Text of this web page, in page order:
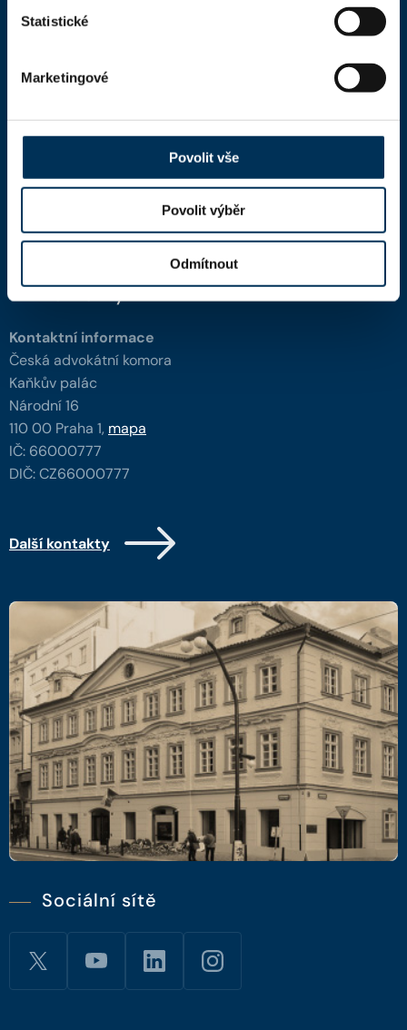
Statistické
Marketingové
Povolit vše
Povolit výběr
Odmítnout
Domů
Pro veřejnost
Úřední deska
Kontakty
Kontaktní informace
Česká advokátní komora
Kaňkův palác
Národní 16
110 00 Praha 1, mapa
IČ: 66000777
DIČ: CZ66000777
Další kontakty
Sociální sítě